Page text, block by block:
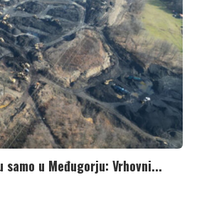
samo u Međugorju: Vrhovni...